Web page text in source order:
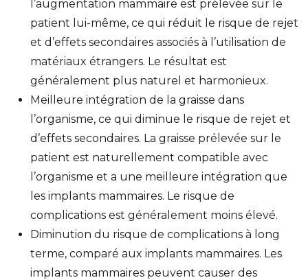
l’augmentation mammaire est prélevée sur le
patient lui-même, ce qui réduit le risque de rejet
et d’effets secondaires associés à l’utilisation de
matériaux étrangers. Le résultat est
généralement plus naturel et harmonieux.
Meilleure intégration de la graisse dans
l’organisme, ce qui diminue le risque de rejet et
d’effets secondaires. La graisse prélevée sur le
patient est naturellement compatible avec
l’organisme et a une meilleure intégration que
les implants mammaires. Le risque de
complications est généralement moins élevé.
Diminution du risque de complications à long
terme, comparé aux implants mammaires. Les
implants mammaires peuvent causer des